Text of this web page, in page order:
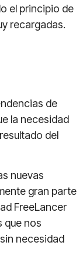
el principio de
recargadas.
de
la necesidad
del
nuevas
gran parte
FreeLancer
que nos
necesidad